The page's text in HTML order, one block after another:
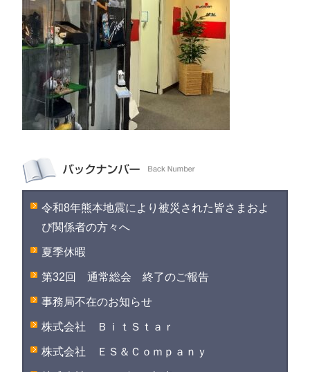
令和8年熊本地震により被災された皆さまおよ
び関係者の方々へ
夏季休暇
第32回 通常総会 終了のご報告
事務局不在のお知らせ
株式会社 ＢｉｔＳｔａｒ
株式会社 ＥＳ＆Ｃｏｍｐａｎｙ